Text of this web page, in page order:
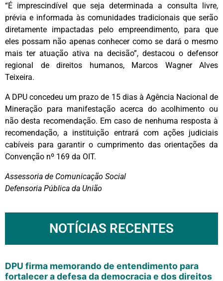
“É imprescindível que seja determinada a consulta livre,
prévia e informada às comunidades tradicionais que serão
diretamente impactadas pelo empreendimento, para que
eles possam não apenas conhecer como se dará o mesmo
mais ter atuação ativa na decisão”, destacou o defensor
regional de direitos humanos, Marcos Wagner Alves
Teixeira.
A DPU concedeu um prazo de 15 dias à Agência Nacional de
Mineração para manifestação acerca do acolhimento ou
não desta recomendação. Em caso de nenhuma resposta à
recomendação, a instituição entrará com ações judiciais
cabíveis para garantir o cumprimento das orientações da
Convenção nº 169 da OIT.
Assessoria de Comunicação Social
Defensoria Pública da União
NOTÍCIAS RECENTES
DPU firma memorando de entendimento para
fortalecer a defesa da democracia e dos direitos